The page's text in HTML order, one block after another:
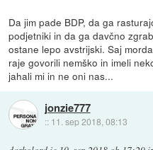
Da jim pade BDP, da ga
podjetniki in da ga davčno
ostane lepo avstrijski. Saj
raje govorili nemško in imeli
jahali mi in ne oni nas...
jonzie777
:: 11. sep 2018, 08:13